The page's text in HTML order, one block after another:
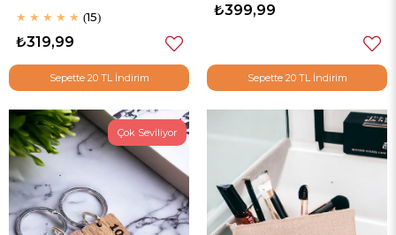
Bardak
★ ★ ★ ★ ★ 15
₺319,99
Sepette 20 TL İndirim
₺399,99
Sepette 20 TL İndirim
Çok Seviliyor